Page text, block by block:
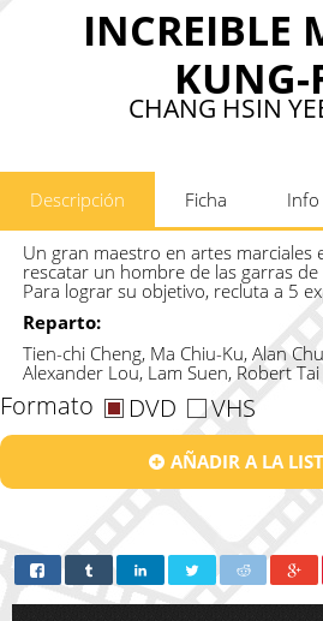
INCREIBLE
KUNG-
CHANG HSIN
Descripción Ficha Info
Un gran maestro en artes marciales
rescatar un hombre de las garras
Para lograr su objetivo, recluta a 5
Reparto:
Tien-chi Cheng, Ma Chiu-Ku, Alan
Alexander Lou, Lam Suen, Robert Tai
Formato DVD VHS
AÑADIR A LA